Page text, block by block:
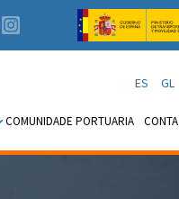
ES GL
COMUNIDADE PORTUARIA